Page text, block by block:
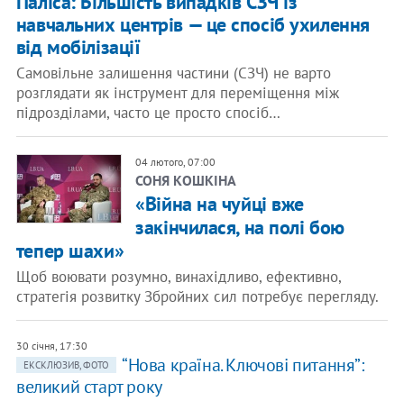
навчальних центрів — це спосіб ухилення
від мобілізації
Самовільне залишення частини (СЗЧ) не варто
розглядати як інструмент для переміщення між
підрозділами, часто це просто спосіб…
04 лютого, 07:00
СОНЯ КОШКІНА
«Війна на чуйці вже
закінчилася, на полі бою
тепер шахи»
Щоб воювати розумно, винахідливо, ефективно,
стратегія розвитку Збройних сил потребує перегляду.
30 січня, 17:30
ЕКСКЛЮЗИВ, ФОТО
“Нова країна. Ключові питання”:
великий старт року